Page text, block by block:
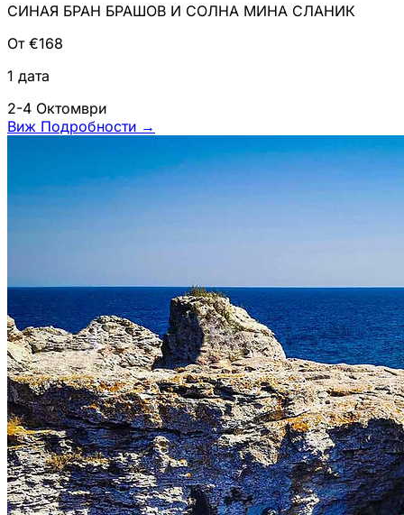
СИНАЯ БРАН БРАШОВ И СОЛНА МИНА СЛАНИК
От €168
1 дата
2-4 Октомври
Виж Подробности →